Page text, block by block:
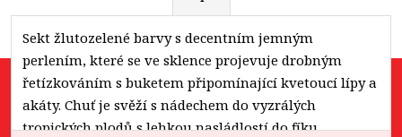
Sekt žlutozelené barvy s decentním jemným
perlením, které se ve sklence projevuje drobným
řetízkováním s buketem připomínající kvetoucí lípy a
akáty. Chuť je svěží s nádechem do vyzrálých
tropických plodů s lehkou nasládlostí do fíku.
Novinky na e-mail: